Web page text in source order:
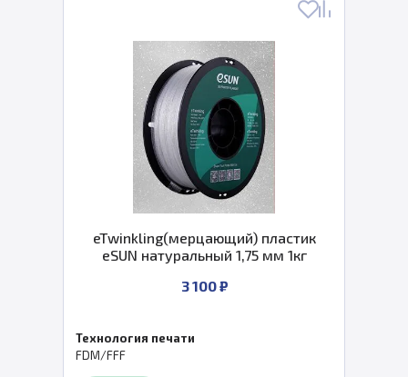
eTwinkling(мерцающий) пластик
eSUN натуральный 1,75 мм 1кг
3 100 ₽
Технология печати
FDM/FFF